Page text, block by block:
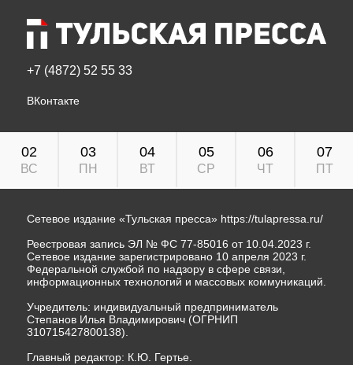
+7 (4872) 52 55 33
ВКонтакте
02
ВС
03
ПН
04
ВТ
05
СР
06
ЧТ
07
ПТ
Сетевое издание «Тульская пресса» https://tulapressa.ru/
Реестровая запись ЭЛ № ФС 77-85016 от 10.04.2023 г.
Сетевое издание зарегистрировано 10 апреля 2023 г.
Федеральной службой по надзору в сфере связи,
информационных технологий и массовых коммуникаций.
Учредитель: индивидуальный предприниматель
Степанов Илья Владимирович (ОГРНИП
310715427800138).
Главный редактор: К.Ю. Гертье.